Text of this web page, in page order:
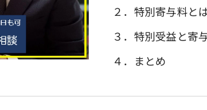
２．特別寄与料と
３．特別受益と寄
４．まとめ